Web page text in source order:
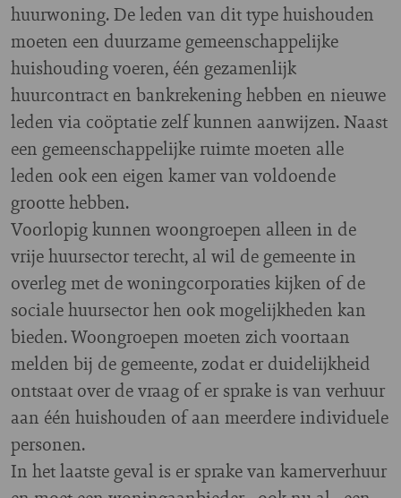
huurwoning. De leden van dit type huishouden
moeten een duurzame gemeenschappelijke
huishouding voeren, één gezamenlijk
huurcontract en bankrekening hebben en nieuwe
leden via coöptatie zelf kunnen aanwijzen. Naast
een gemeenschappelijke ruimte moeten alle
leden ook een eigen kamer van voldoende
grootte hebben.
Voorlopig kunnen woongroepen alleen in de
vrije huursector terecht, al wil de gemeente in
overleg met de woningcorporaties kijken of de
sociale huursector hen ook mogelijkheden kan
bieden. Woongroepen moeten zich voortaan
melden bij de gemeente, zodat er duidelijkheid
ontstaat over de vraag of er sprake is van verhuur
aan één huishouden of aan meerdere individuele
personen.
In het laatste geval is er sprake van kamerverhuur